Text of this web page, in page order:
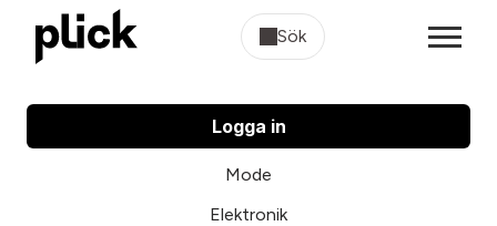
Sök
Logga in
Mode
Elektronik